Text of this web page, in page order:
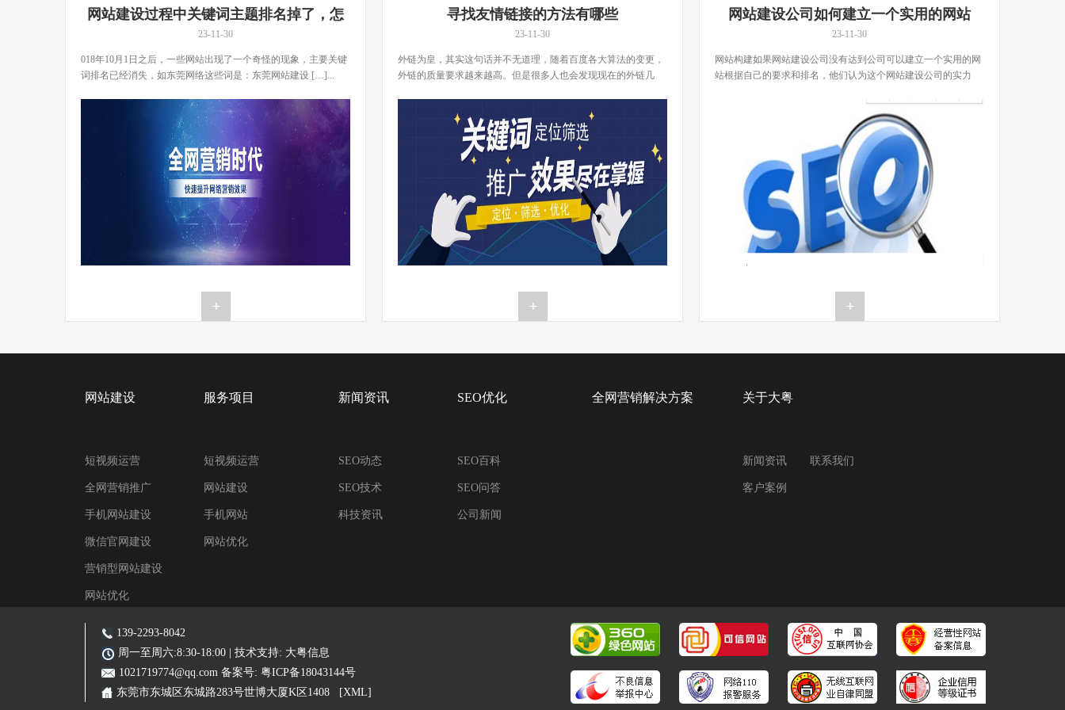
网站建设过程中关键词主题排名掉了，怎
么办？
23-11-30
018年10月1日之后，一些网站出现了一个奇怪的现象，主要关键
词排名已经消失，如东莞网络这些词是：东莞网站建设 […]...
寻找友情链接的方法有哪些
23-11-30
外链为皇，其实这句话并不无道理，随着百度各大算法的变更，
外链的质量要求越来越高。但是很多人也会发现现在的外链几
网站建设公司如何建立一个实用的网站
23-11-30
网站构建如果网站建设公司没有达到公司可以建立一个实用的网
站根据自己的要求和排名，他们认为这个网站建设公司的实力
网站建设
短视频运营
全网营销推广
手机网站建设
微信官网建设
营销型网站建设
网站优化
阿里装修运营
服务项目
短视频运营
网站建设
手机网站
网站优化
新闻资讯
SEO动态
SEO技术
科技资讯
SEO优化
SEO百科
SEO问答
公司新闻
全网营销解决方案 关于大粤
新闻资讯 联系我们
客户案例
主营业务:东莞网站建设|东莞网站优化|东莞SEO优化推广|品牌网站|手机网站|微信小程序|霸屏推广|百度爱采购
139-2293-8042
周一至周六:8:30-18:00 | 技术支持: 大粤信息
1021719774@qq.com 备案号: 粤ICP备18043144号
东莞市东城区东城路283号世博大厦K区1408 [XML]